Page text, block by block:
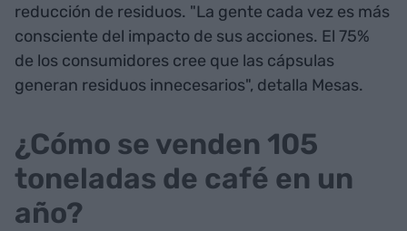
reducción de residuos. "La gente cada vez es más
consciente del impacto de sus acciones. El 75%
de los consumidores cree que las cápsulas
generan residuos innecesarios", detalla Mesas.
¿Cómo se venden 105
toneladas de café en un
año?